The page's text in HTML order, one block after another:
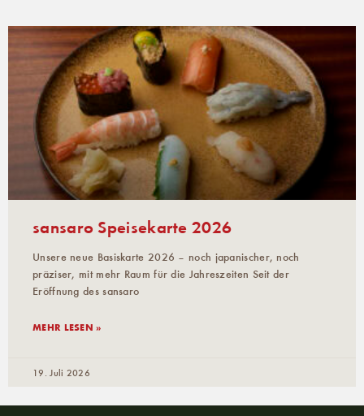
sansaro Speisekarte 2026
Unsere neue Basiskarte 2026 – noch japanischer, noch
präziser, mit mehr Raum für die Jahreszeiten Seit der
Eröffnung des sansaro
MEHR LESEN »
19. Juli 2026